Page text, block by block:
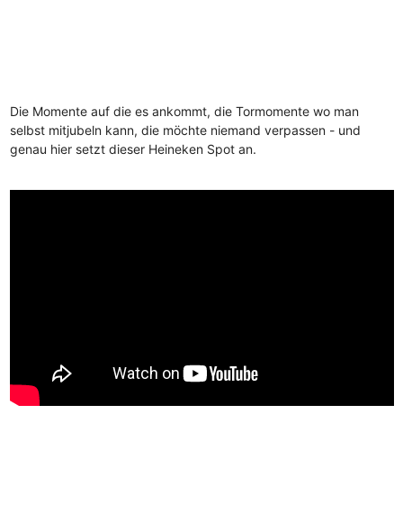
Die Momente auf die es ankommt, die Tormomente wo man
selbst mitjubeln kann, die möchte niemand verpassen - und
genau hier setzt dieser Heineken Spot an.